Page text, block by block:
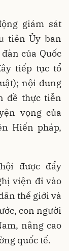
giám sát
tiên Ủy ban
của Quốc
tiếp tục tổ
nội dung
đề thực tiễn
vọng của
Hiến pháp,
được đẩy
viện đi vào
thế giới và
con người
nâng cao
quốc tế.